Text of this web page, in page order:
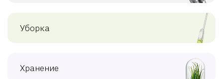
Уборка
Хранение